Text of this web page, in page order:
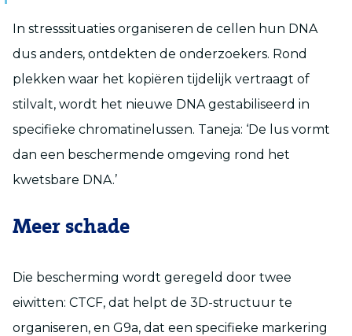
In stresssituaties organiseren de cellen hun DNA
dus anders, ontdekten de onderzoekers. Rond
plekken waar het kopiëren tijdelijk vertraagt of
stilvalt, wordt het nieuwe DNA gestabiliseerd in
specifieke chromatinelussen. Taneja: ‘De lus vormt
dan een beschermende omgeving rond het
kwetsbare DNA.’
Meer schade
Die bescherming wordt geregeld door twee
eiwitten: CTCF, dat helpt de 3D-structuur te
organiseren, en G9a, dat een specifieke markering